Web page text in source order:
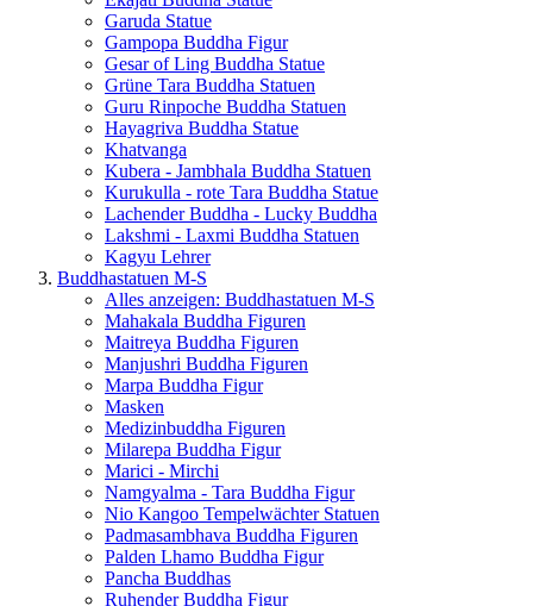
Garuda Statue
Gampopa Buddha Figur
Gesar of Ling Buddha Statue
Grüne Tara Buddha Statuen
Guru Rinpoche Buddha Statuen
Hayagriva Buddha Statue
Khatvanga
Kubera - Jambhala Buddha Statuen
Kurukulla - rote Tara Buddha Statue
Lachender Buddha - Lucky Buddha
Lakshmi - Laxmi Buddha Statuen
Kagyu Lehrer
Buddhastatuen M-S
Alles anzeigen: Buddhastatuen M-S
Mahakala Buddha Figuren
Maitreya Buddha Figuren
Manjushri Buddha Figuren
Marpa Buddha Figur
Masken
Medizinbuddha Figuren
Milarepa Buddha Figur
Marici - Mirchi
Namgyalma - Tara Buddha Figur
Nio Kangoo Tempelwächter Statuen
Padmasambhava Buddha Figuren
Palden Lhamo Buddha Figur
Pancha Buddhas
Ruhender Buddha Figur